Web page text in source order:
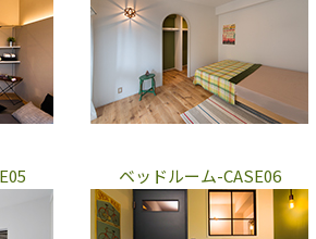
ベッドルーム-CASE06